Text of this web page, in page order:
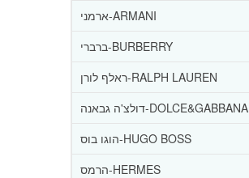
ארמני-ARMANI
ברברי-BURBERRY
ראלף לורן-RALPH LAUREN
דולצ'ה גבאנה-DOLCE&GABBANA
הוגו בוס-HUGO BOSS
הרמס-HERMES